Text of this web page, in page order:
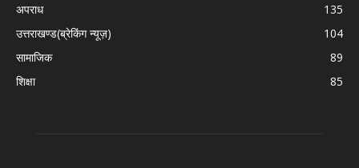
अपराध
135
उत्तराखण्ड(ब्रेकिंग न्यूज़)
104
सामाजिक
89
शिक्षा
85